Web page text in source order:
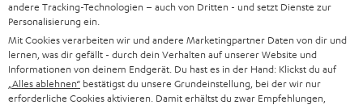
V
e
r
s
n
z
u
r
e
r
ä
t
o
-
L
e
o
n
t
a
+49 (0) 30 / 217 84 212
Sa 09:00 – 17:30 Uhr
Sonn- und Feiertage geschlossen
Teufel Support
andere Tracking-Technologien – auch von Dritten - und setzt Dienste zur
Personalisierung ein.
Mit Cookies verarbeiten wir und andere Marketingpartner Daten von dir und
lernen, was dir gefällt - durch dein Verhalten auf unserer Website und
Informationen von deinem Endgerät. Du hast es in der Hand: Klickst du auf
„Alles ablehnen“ bestätigst du unsere Grundeinstellung, bei der wir nur
erforderliche Cookies aktivieren. Damit erhältst du zwar Empfehlungen,